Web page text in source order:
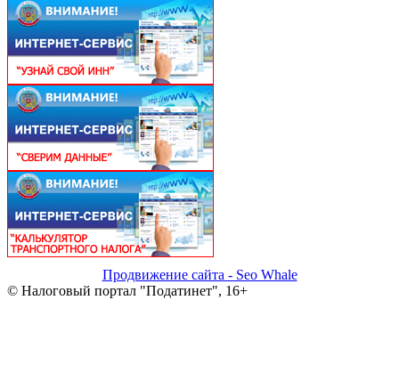
Продвижение сайта - Seo Whale
© Налоговый портал "Податинет", 16+